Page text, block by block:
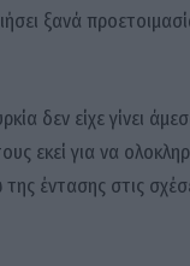
ξανά
δεν είχε γίνει
εκεί για να
της έντασης στις